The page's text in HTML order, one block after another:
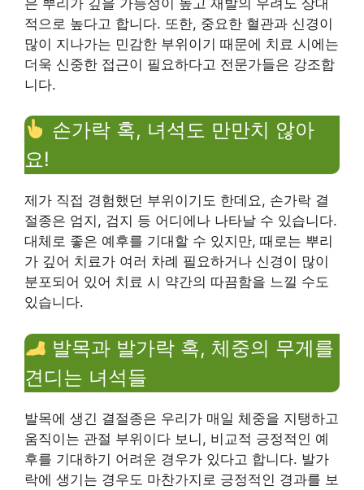
적으로 높다고 합니다. 또한, 중요한 혈관과 신경이
많이 지나가는 민감한 부위이기 때문에 치료 시에는
더욱 신중한 접근이 필요하다고 전문가들은 강조합
니다.
손가락 혹, 녀석도 만만치 않아
요!
제가 직접 경험했던 부위이기도 한데요, 손가락 결
절종은 엄지, 검지 등 어디에나 나타날 수 있습니다.
대체로 좋은 예후를 기대할 수 있지만, 때로는 뿌리
가 깊어 치료가 여러 차례 필요하거나 신경이 많이
분포되어 있어 치료 시 약간의 따끔함을 느낄 수도
있습니다.
발목과 발가락 혹, 체중의 무게를
견디는 녀석들
발목에 생긴 결절종은 우리가 매일 체중을 지탱하고
움직이는 관절 부위이다 보니, 비교적 긍정적인 예
후를 기대하기 어려운 경우가 있다고 합니다. 발가
락에 생기는 경우도 마찬가지로 긍정적인 경과를 보